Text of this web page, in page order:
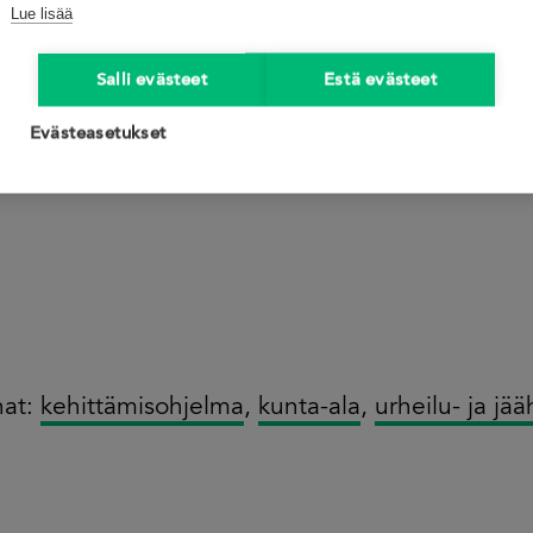
kehittämisohjelma, kunta-ala, urheilu- ja
Lue lisää
Salli evästeet Estä evästeet
Evästeasetukset